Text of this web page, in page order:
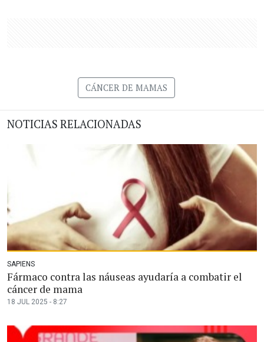
CÁNCER DE MAMAS
NOTICIAS RELACIONADAS
SAPIENS
Fármaco contra las náuseas ayudaría a combatir el
cáncer de mama
18 JUL 2025 - 8:27